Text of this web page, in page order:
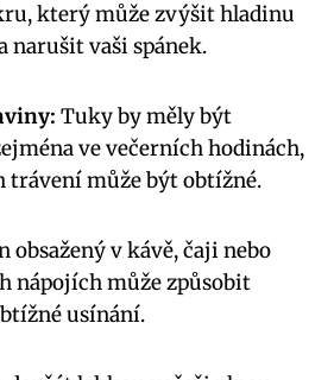
který může zvýšit hladinu
narušit vaši spánek.
Tuky by měly být
ve večerních hodinách,
trávení může být obtížné.
obsažený v kávě, čaji nebo
nápojích může způsobit
usínání.